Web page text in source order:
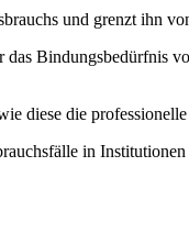
und grenzt ihn
Bindungsbedürfnis
diese die
in